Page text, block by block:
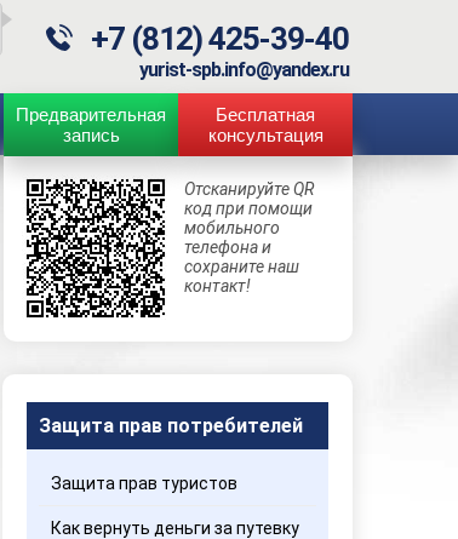
+7 (812) 425-39-40
yurist-spb.info@yandex.ru
Предварительная
запись
Бесплатная
консультация
Отсканируйте QR
код при помощи
мобильного
телефона и
сохраните наш
контакт!
Защита прав потребителей
Защита прав туристов
Как вернуть деньги за путевку